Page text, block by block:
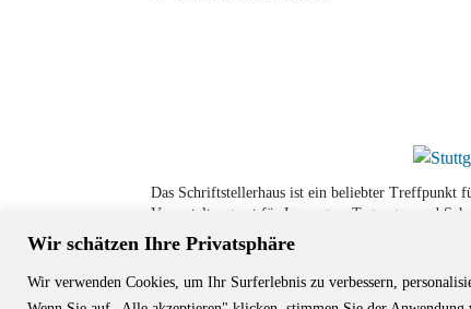
Wir schätzen Ihre Privatsphäre
Wir verwenden Cookies, um Ihr Surferlebnis zu verbessern,
Das Schriftstellerhaus ist ein beliebter Treffpunkt
Veranstaltungsort für Lesungen, Tagungen und
© Stuttgarter Schriftstellerhaus